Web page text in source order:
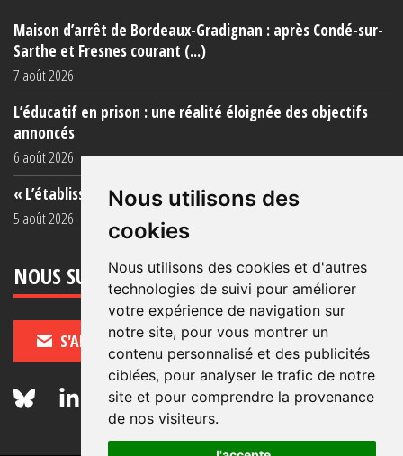
Nous utilisons des
cookies
Nous utilisons des cookies et d'autres
technologies de suivi pour améliorer
votre expérience de navigation sur
notre site, pour vous montrer un
contenu personnalisé et des publicités
ciblées, pour analyser le trafic de notre
site et pour comprendre la provenance
de nos visiteurs.
Maison d’arrêt de Bordeaux-Gradignan : après Condé-sur-
Sarthe et Fresnes courant (...)
7 août 2026
L’éducatif en prison : une réalité éloignée des objectifs
annoncés
6 août 2026
« L’établissement est une porcherie totale »
5 août 2026
NOUS SUIVRE
S'ABONNER